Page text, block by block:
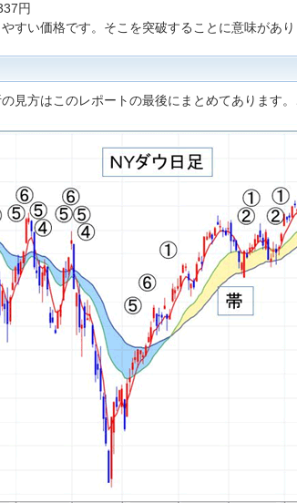
円
すい価格です。そこを突破することに意味があ
見方はこのレポートの最後にまとめてあります